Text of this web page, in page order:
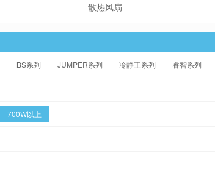
散热风扇
BS系列 JUMPER系列 冷静王系列 睿智系列
700W以上